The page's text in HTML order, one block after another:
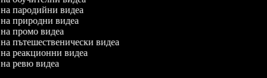
на пародийни видеа
на природни видеа
на промо видеа
на пътешественически видеа
на реакционни видеа
на ревю видеа